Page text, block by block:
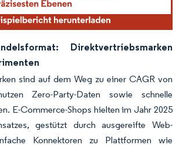
Direktvertriebsmarken
sind auf dem Weg zu einer CAGR von
Zero-Party-Daten sowie schnelle
E-Commerce-Shops hielten im Jahr 2025
gestützt durch ausgereifte Web-
Konnektoren zu Plattformen wie